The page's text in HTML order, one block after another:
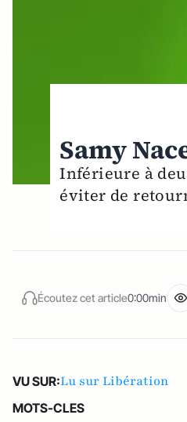
Samy
Inférieure à
éviter de
Écoutez cet article0:00min
VU SUR:Lu sur Libération
MOTS-CLES